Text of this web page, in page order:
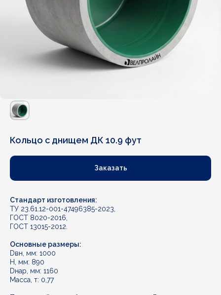
Кольцо с днищем ДК 10.9 фут
Заказать
Стандарт изготовления:
ТУ 23.61.12-001-47496385-2023,
ГОСТ 8020-2016,
ГОСТ 13015-2012.
Основные размеры:
Dвн, мм: 1000
Н, мм: 890
Dнар, мм: 1160
Масса, т: 0,77